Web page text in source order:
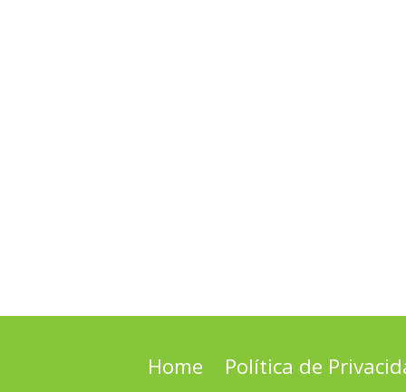
Home Política de